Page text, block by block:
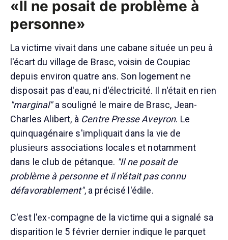
«Il ne posait de problème à
personne»
La victime vivait dans une cabane située un peu à
l'écart du village de Brasc, voisin de Coupiac
depuis environ quatre ans. Son logement ne
disposait pas d'eau, ni d'électricité. Il n'était en rien
"marginal"a souligné le maire de Brasc, Jean-
Charles Alibert, à Centre Presse Aveyron. Le
quinquagénaire s'impliquait dans la vie de
plusieurs associations locales et notamment
dans le club de pétanque. "Il ne posait de
problème à personne et il n'était pas connu
défavorablement", a précisé l'édile.
C'est l'ex-compagne de la victime qui a signalé sa
disparition le 5 février dernier indique le parquet